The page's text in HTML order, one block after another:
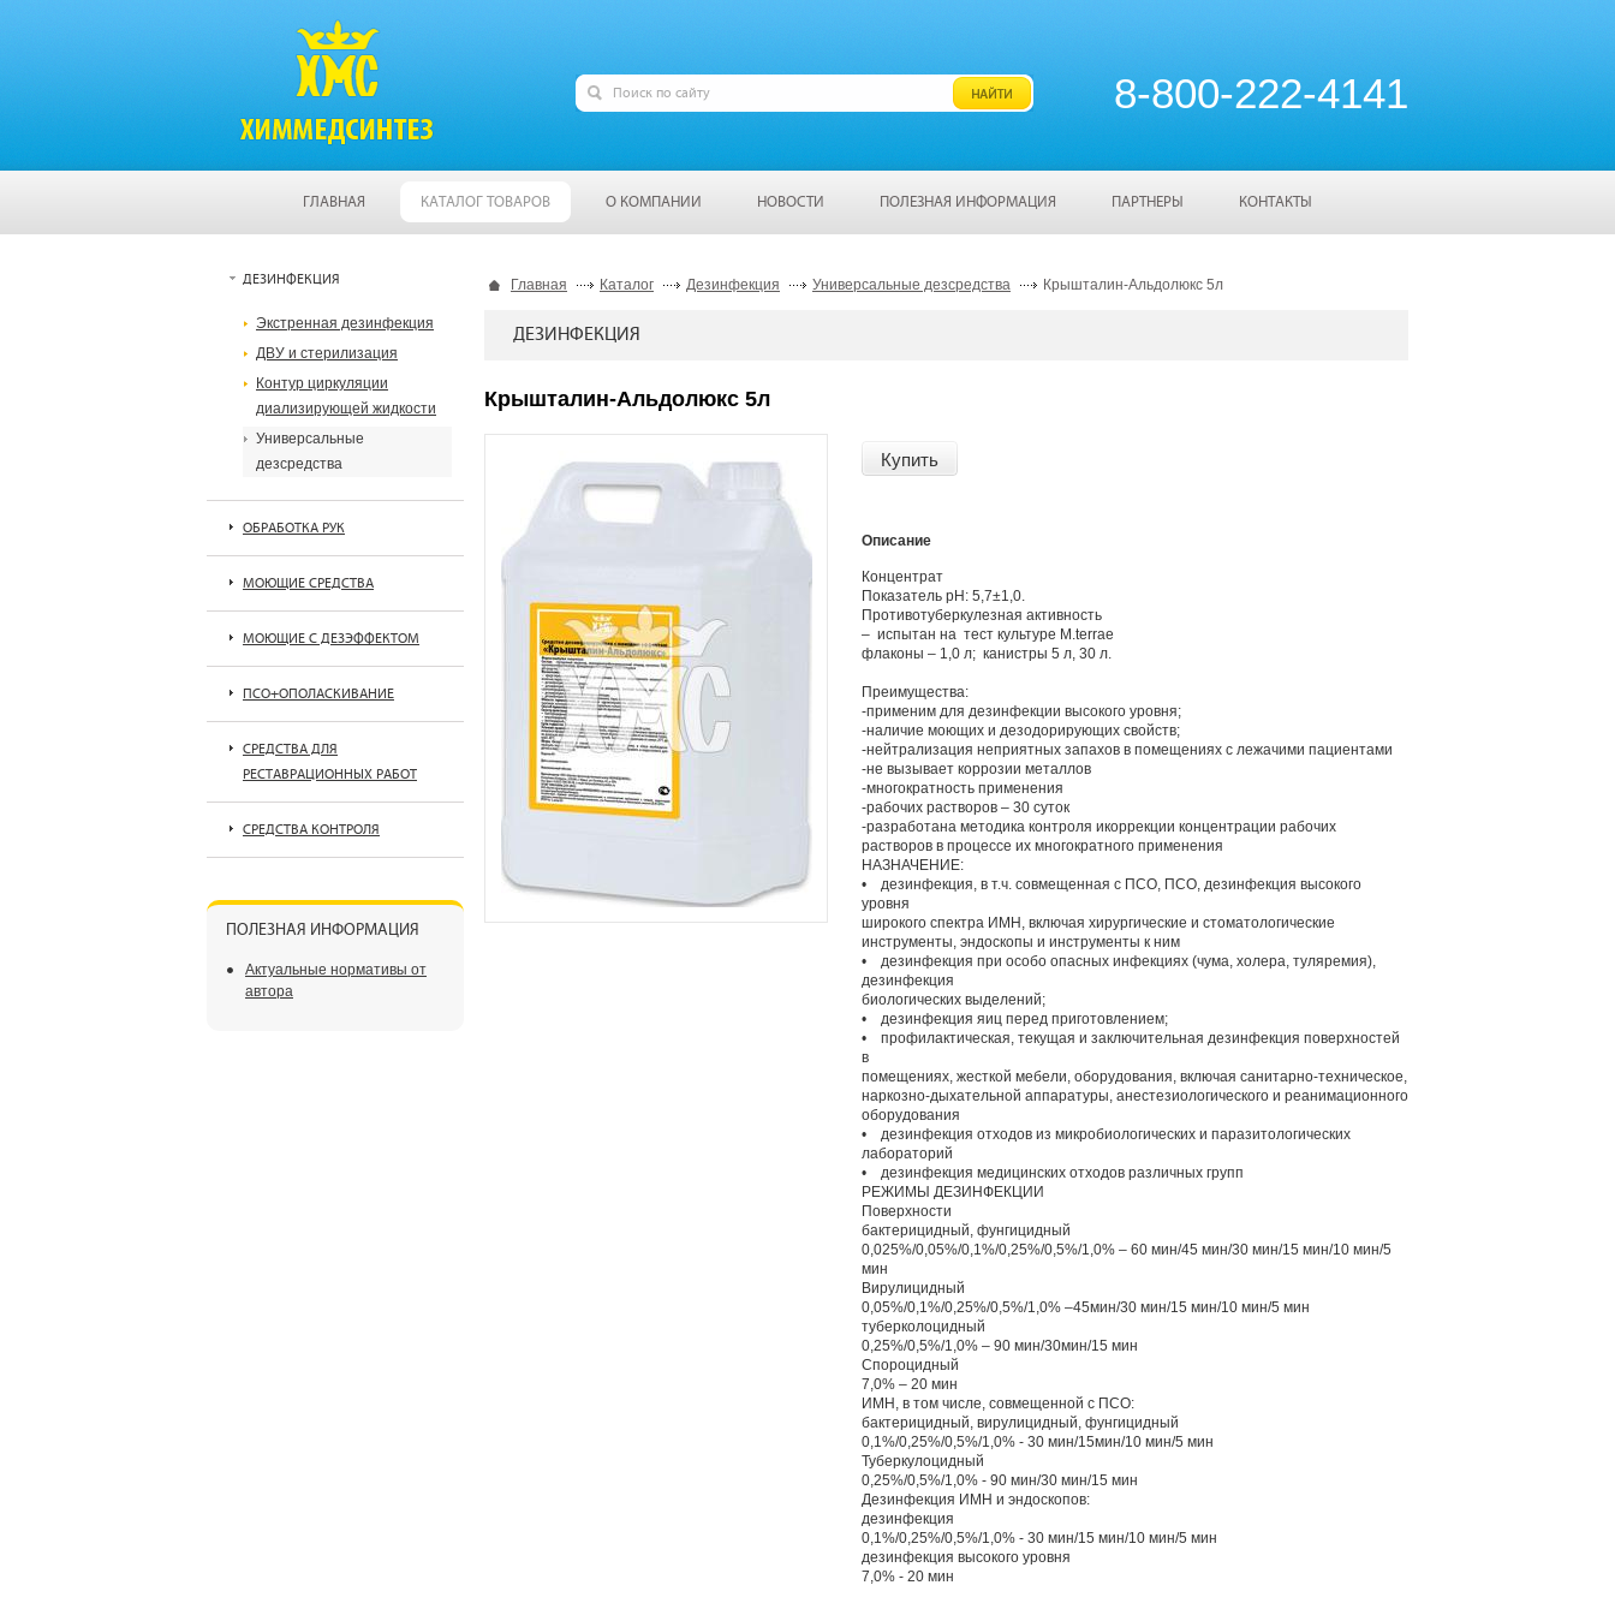
8-800-222-4141
ГЛАВНАЯ КАТАЛОГ ТОВАРОВ О КОМПАНИИ НОВОСТИ ПОЛЕЗНАЯ ИНФОРМАЦИЯ ПАРТНЕРЫ КОНТАКТЫ
Главная Каталог Дезинфекция Универсальные дезсредства Крышталин-Альдолюкс 5л
ДЕЗИНФЕКЦИЯ
Крышталин-Альдолюкс 5л
Купить
Описание
Концентрат
Показатель pH: 5,7±1,0.
Противотуберкулезная активность
– испытан на тест культуре M.terrae
флаконы – 1,0 л; канистры 5 л, 30 л.
Преимущества:
-применим для дезинфекции высокого уровня;
-наличие моющих и дезодорирующих свойств;
-нейтрализация неприятных запахов в помещениях с лежачими пациентами
-не вызывает коррозии металлов
-многократность применения
-рабочих растворов – 30 суток
-разработана методика контроля икоррекции концентрации рабочих
растворов в процессе их многократного применения
НАЗНАЧЕНИЕ:
• дезинфекция, в т.ч. совмещенная с ПСО, ПСО, дезинфекция высокого
уровня
широкого спектра ИМН, включая хирургические и стоматологические
инструменты, эндоскопы и инструменты к ним
• дезинфекция при особо опасных инфекциях (чума, холера, туляремия),
дезинфекция
биологических выделений;
• дезинфекция яиц перед приготовлением;
• профилактическая, текущая и заключительная дезинфекция поверхностей
в
помещениях, жесткой мебели, оборудования, включая санитарно-техническое,
наркозно-дыхательной аппаратуры, анестезиологического и реанимационного
оборудования
• дезинфекция отходов из микробиологических и паразитологических
лабораторий
• дезинфекция медицинских отходов различных групп
РЕЖИМЫ ДЕЗИНФЕКЦИИ
Поверхности
бактерицидный, фунгицидный
0,025%/0,05%/0,1%/0,25%/0,5%/1,0% – 60 мин/45 мин/30 мин/15 мин/10 мин/5
мин
Вирулицидный
0,05%/0,1%/0,25%/0,5%/1,0% –45мин/30 мин/15 мин/10 мин/5 мин
туберколоцидный
0,25%/0,5%/1,0% – 90 мин/30мин/15 мин
Спороцидный
7,0% – 20 мин
ИМН, в том числе, совмещенной с ПСО:
бактерицидный, вирулицидный, фунгицидный
0,1%/0,25%/0,5%/1,0% - 30 мин/15мин/10 мин/5 мин
Туберкулоцидный
0,25%/0,5%/1,0% - 90 мин/30 мин/15 мин
Дезинфекция ИМН и эндоскопов:
дезинфекция
0,1%/0,25%/0,5%/1,0% - 30 мин/15 мин/10 мин/5 мин
дезинфекция высокого уровня
7,0% - 20 мин
ДЕЗИНФЕКЦИЯ
Экстренная дезинфекция
ДВУ и стерилизация
Контур циркуляции
диализирующей жидкости
Универсальные
дезсредства
ОБРАБОТКА РУК
МОЮЩИЕ СРЕДСТВА
МОЮЩИЕ С ДЕЗЭФФЕКТОМ
ПСО+ОПОЛАСКИВАНИЕ
СРЕДСТВА ДЛЯ
РЕСТАВРАЦИОННЫХ РАБОТ
СРЕДСТВА КОНТРОЛЯ
ПОЛЕЗНАЯ ИНФОРМАЦИЯ
Актуальные нормативы от
автора